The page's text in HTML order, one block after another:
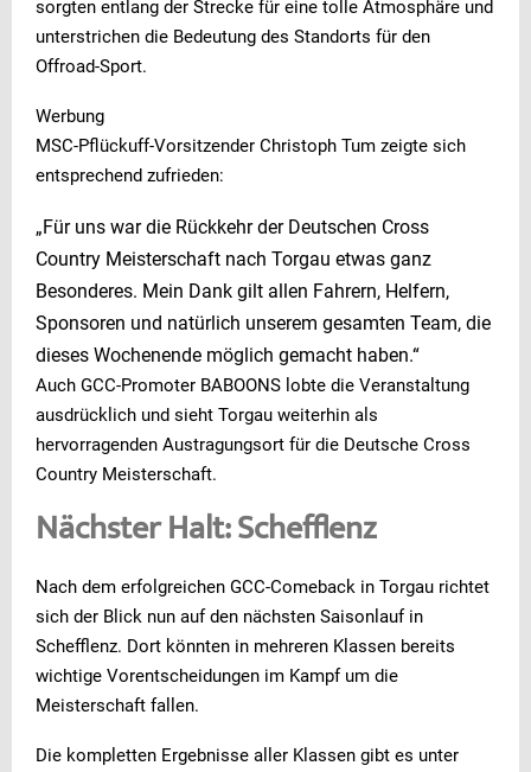
sorgten entlang der Strecke für eine tolle Atmosphäre und
unterstrichen die Bedeutung des Standorts für den
Offroad-Sport.
Werbung
MSC-Pflückuff-Vorsitzender Christoph Tum zeigte sich
entsprechend zufrieden:
„Für uns war die Rückkehr der Deutschen Cross
Country Meisterschaft nach Torgau etwas ganz
Besonderes. Mein Dank gilt allen Fahrern, Helfern,
Sponsoren und natürlich unserem gesamten Team, die
dieses Wochenende möglich gemacht haben.“
Auch GCC-Promoter BABOONS lobte die Veranstaltung
ausdrücklich und sieht Torgau weiterhin als
hervorragenden Austragungsort für die Deutsche Cross
Country Meisterschaft.
Nächster Halt: Schefflenz
Nach dem erfolgreichen GCC-Comeback in Torgau richtet
sich der Blick nun auf den nächsten Saisonlauf in
Schefflenz. Dort könnten in mehreren Klassen bereits
wichtige Vorentscheidungen im Kampf um die
Meisterschaft fallen.
Die kompletten Ergebnisse aller Klassen gibt es unter